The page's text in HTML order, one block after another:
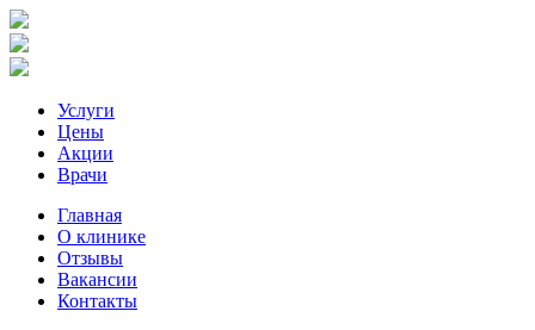
Услуги
Цены
Акции
Врачи
Главная
О клинике
Отзывы
Вакансии
Контакты